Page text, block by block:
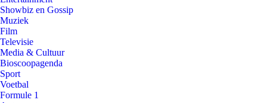
Showbiz en Gossip
Muziek
Film
Televisie
Media & Cultuur
Bioscoopagenda
Sport
Voetbal
Formule 1